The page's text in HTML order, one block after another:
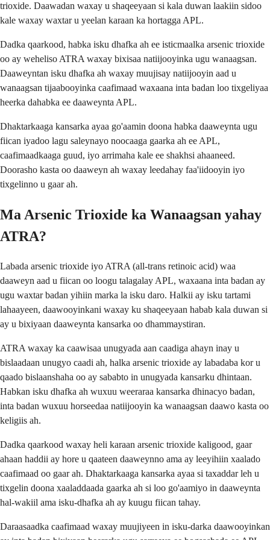
trioxide. Daawadan waxay u shaqeeyaan si kala duwan laakiin sidoo
kale waxay waxtar u yeelan karaan ka hortagga APL.
Dadka qaarkood, habka isku dhafka ah ee isticmaalka arsenic trioxide
oo ay weheliso ATRA waxay bixisaa natiijooyinka ugu wanaagsan.
Daaweyntan isku dhafka ah waxay muujisay natiijooyin aad u
wanaagsan tijaabooyinka caafimaad waxaana inta badan loo tixgeliyaa
heerka dahabka ee daaweynta APL.
Dhaktarkaaga kansarka ayaa go'aamin doona habka daaweynta ugu
fiican iyadoo lagu saleynayo noocaaga gaarka ah ee APL,
caafimaadkaaga guud, iyo arrimaha kale ee shakhsi ahaaneed.
Doorasho kasta oo daaweyn ah waxay leedahay faa'iidooyin iyo
tixgelinno u gaar ah.
Ma Arsenic Trioxide ka Wanaagsan yahay
ATRA?
Labada arsenic trioxide iyo ATRA (all-trans retinoic acid) waa
daaweyn aad u fiican oo loogu talagalay APL, waxaana inta badan ay
ugu waxtar badan yihiin marka la isku daro. Halkii ay isku tartami
lahaayeen, daawooyinkani waxay ku shaqeeyaan habab kala duwan si
ay u bixiyaan daaweynta kansarka oo dhammaystiran.
ATRA waxay ka caawisaa unugyada aan caadiga ahayn inay u
bislaadaan unugyo caadi ah, halka arsenic trioxide ay labadaba kor u
qaado bislaanshaha oo ay sababto in unugyada kansarku dhintaan.
Habkan isku dhafka ah wuxuu weeraraa kansarka dhinacyo badan,
inta badan wuxuu horseedaa natiijooyin ka wanaagsan daawo kasta oo
keligiis ah.
Dadka qaarkood waxay heli karaan arsenic trioxide kaligood, gaar
ahaan haddii ay hore u qaateen daaweynno ama ay leeyihiin xaalado
caafimaad oo gaar ah. Dhaktarkaaga kansarka ayaa si taxaddar leh u
tixgelin doona xaaladdaada gaarka ah si loo go'aamiyo in daaweynta
hal-wakiil ama isku-dhafka ah ay kuugu fiican tahay.
Daraasaadka caafimaad waxay muujiyeen in isku-darka daawooyinkan